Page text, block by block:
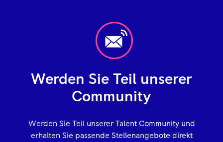
Werden Sie Teil unserer
Community
Werden Sie Teil unserer Talent Community und
erhalten Sie passende Stellenangebote direkt